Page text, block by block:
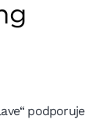
podporuje